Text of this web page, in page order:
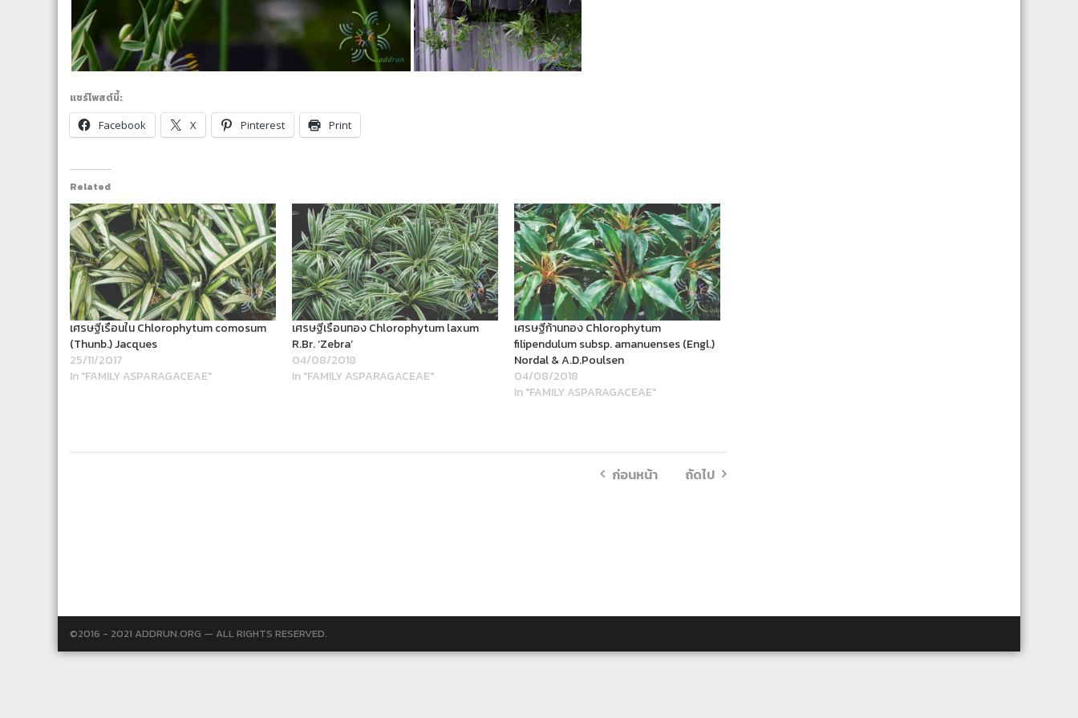
แชร์โพสต์นี้:
Facebook
X Pinterest Print
Related
เศรษฐีเรือนใน Chlorophytum comosum
(Thunb.) Jacques
25/11/2017
In "FAMILY ASPARAGACEAE"
เศรษฐีเรือนทอง Chlorophytum laxum
R.Br. ‘Zebra’
04/08/2018
In "FAMILY ASPARAGACEAE"
เศรษฐีก้านทอง Chlorophytum
filipendulum subsp. amanuenses (Engl.)
Nordal & A.D.Poulsen
04/08/2018
In "FAMILY ASPARAGACEAE"
ก่อนหน้า ถัดไป
©2016 - 2021 ADDRUN.ORG — ALL RIGHTS RESERVED.